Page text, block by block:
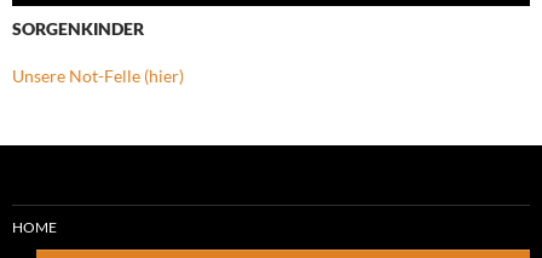
SORGENKINDER
Unsere Not-Felle (hier)
HOME